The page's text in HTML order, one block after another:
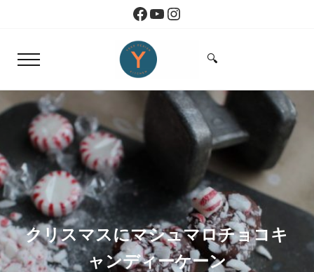
Skip to header right navigationFacebook
YouTube
Instagram
Menu
Yoko Design Kitchen
Search...
🔍
クリスマスにマシュマロチョコキ
ャンディーケーン